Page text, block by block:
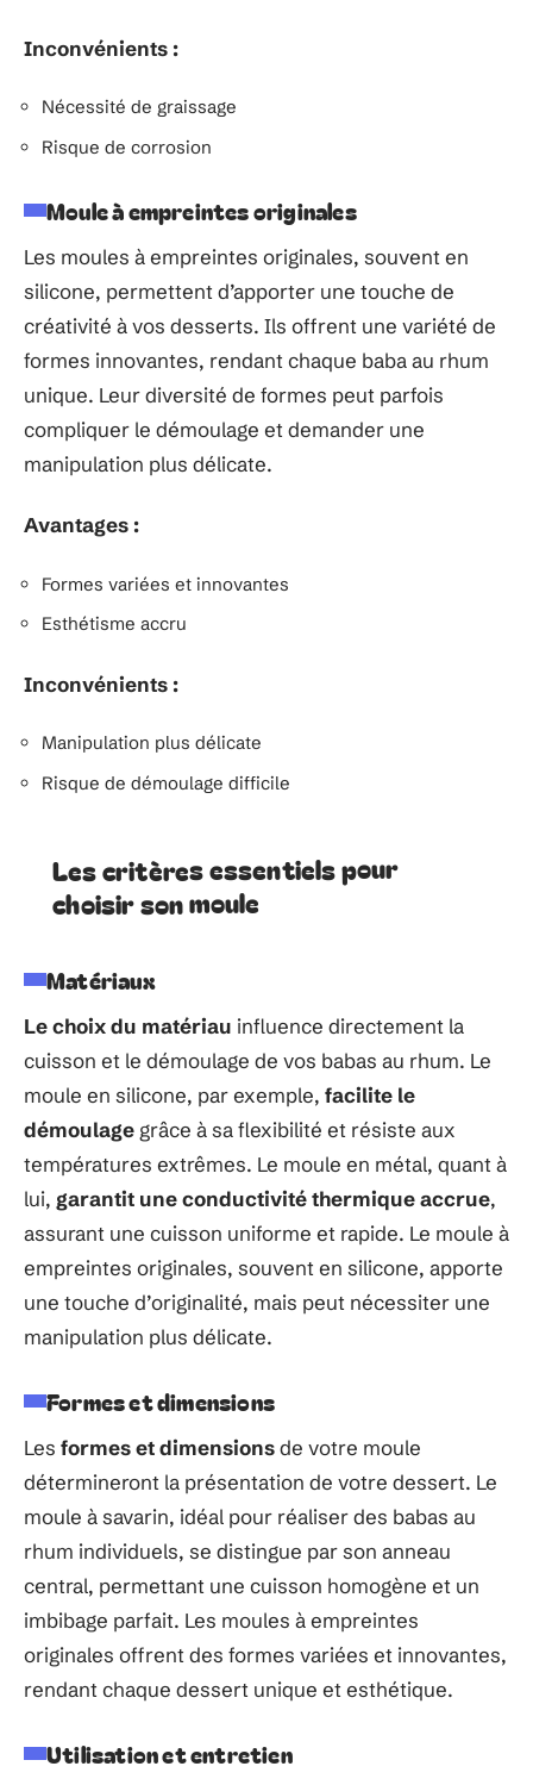
Inconvénients :
Nécessité de graissage
Risque de corrosion
Moule à empreintes originales
Les moules à empreintes originales, souvent en
silicone, permettent d’apporter une touche de
créativité à vos desserts. Ils offrent une variété de
formes innovantes, rendant chaque baba au rhum
unique. Leur diversité de formes peut parfois
compliquer le démoulage et demander une
manipulation plus délicate.
Avantages :
Formes variées et innovantes
Esthétisme accru
Inconvénients :
Manipulation plus délicate
Risque de démoulage difficile
Les critères essentiels pour
choisir son moule
Matériaux
Le choix du matériau influence directement la
cuisson et le démoulage de vos babas au rhum. Le
moule en silicone, par exemple, facilite le
démoulage grâce à sa flexibilité et résiste aux
températures extrêmes. Le moule en métal, quant à
lui, garantit une conductivité thermique accrue,
assurant une cuisson uniforme et rapide. Le moule à
empreintes originales, souvent en silicone, apporte
une touche d’originalité, mais peut nécessiter une
manipulation plus délicate.
Formes et dimensions
Les formes et dimensionsde votre moule
détermineront la présentation de votre dessert. Le
moule à savarin, idéal pour réaliser des babas au
rhum individuels, se distingue par son anneau
central, permettant une cuisson homogène et un
imbibage parfait. Les moules à empreintes
originales offrent des formes variées et innovantes,
rendant chaque dessert unique et esthétique.
Utilisation et entretien